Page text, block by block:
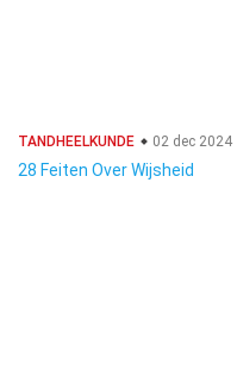
TANDHEELKUNDE 02 dec 2024
28 Feiten Over Wijsheid